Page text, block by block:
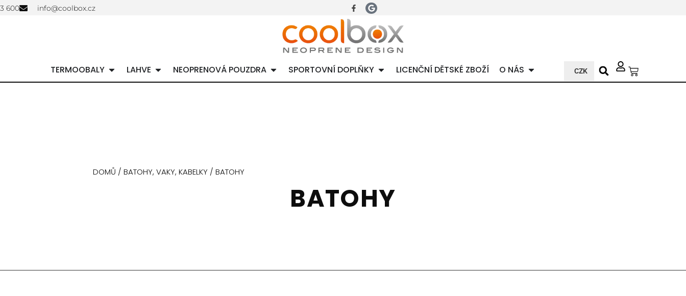
600 info@coolbox.cz
TERMOOBALY LAHVE NEOPRENOVÁ POUZDRA SPORTOVNÍ DOPLŇKY LICENČNÍ DĚTSKÉ ZBOŽÍ O NÁS CZK
DOMŮ / BATOHY, VAKY, KABELKY / BATOHY
BATOHY